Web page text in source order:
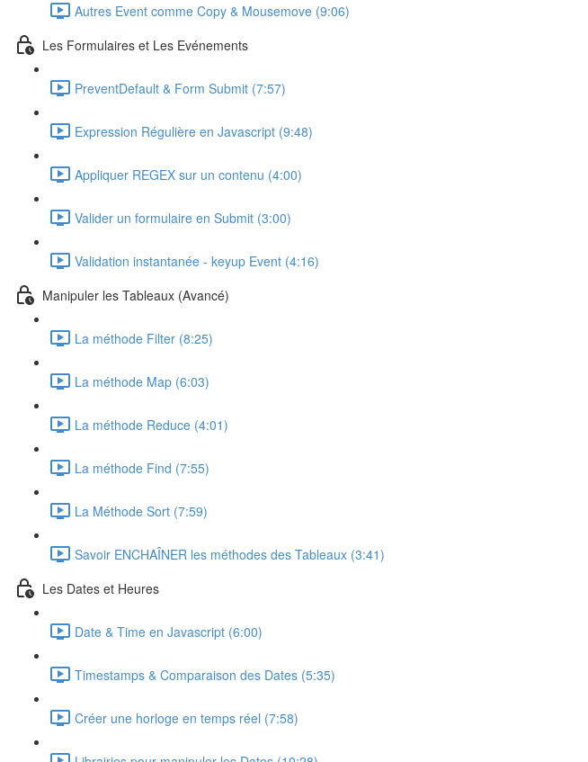
Autres Event comme Copy & Mousemove (9:06)
Les Formulaires et Les Evénements
PreventDefault & Form Submit (7:57)
Expression Régulière en Javascript (9:48)
Appliquer REGEX sur un contenu (4:00)
Valider un formulaire en Submit (3:00)
Validation instantanée - keyup Event (4:16)
Manipuler les Tableaux (Avancé)
La méthode Filter (8:25)
La méthode Map (6:03)
La méthode Reduce (4:01)
La méthode Find (7:55)
La Méthode Sort (7:59)
Savoir ENCHAÎNER les méthodes des Tableaux (3:41)
Les Dates et Heures
Date & Time en Javascript (6:00)
Timestamps & Comparaison des Dates (5:35)
Créer une horloge en temps réel (7:58)